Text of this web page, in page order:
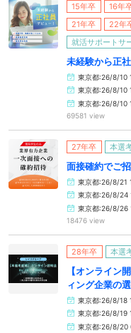
15年卒 16年
21年卒
22年
就活サポートサ
未経験から正
東京都:26/8/10
東京都:26/8/10
東京都:26/8/10
69581 view
27年卒 本選
面接確約でご
東京都:26/8/21
東京都:26/8/24
東京都:26/8/26
18476 view
28年卒 本選
【オンライン
ィング企業の
東京都:26/8/18
東京都:26/8/19
東京都:26/8/20